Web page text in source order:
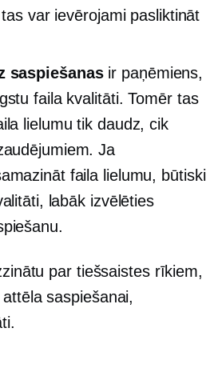
var ievērojami pasliktināt
saspiešanasir paņēmiens,
faila kvalitāti. Tomēr tas
lielumu tik daudz, cik
Ja
faila lielumu, būtiski
labāk izvēlēties
par tiešsaistes rīkiem,
saspiešanai,